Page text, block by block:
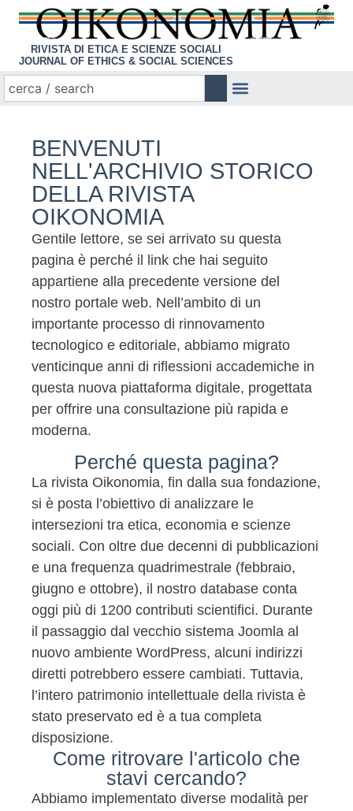
RIVISTA DI ETICA E SCIENZE SOCIALI
JOURNAL OF ETHICS & SOCIAL SCIENCES
BENVENUTI
NELL'ARCHIVIO STORICO
DELLA RIVISTA
OIKONOMIA
Gentile lettore, se sei arrivato su questa
pagina è perché il link che hai seguito
appartiene alla precedente versione del
nostro portale web. Nell’ambito di un
importante processo di rinnovamento
tecnologico e editoriale, abbiamo migrato
venticinque anni di riflessioni accademiche in
questa nuova piattaforma digitale, progettata
per offrire una consultazione più rapida e
moderna.
Perché questa pagina?
La rivista Oikonomia, fin dalla sua fondazione,
si è posta l’obiettivo di analizzare le
intersezioni tra etica, economia e scienze
sociali. Con oltre due decenni di pubblicazioni
e una frequenza quadrimestrale (febbraio,
giugno e ottobre), il nostro database conta
oggi più di 1200 contributi scientifici. Durante
il passaggio dal vecchio sistema Joomla al
nuovo ambiente WordPress, alcuni indirizzi
diretti potrebbero essere cambiati. Tuttavia,
l’intero patrimonio intellettuale della rivista è
stato preservato ed è a tua completa
disposizione.
Come ritrovare l'articolo che
stavi cercando?
Abbiamo implementato diverse modalità per